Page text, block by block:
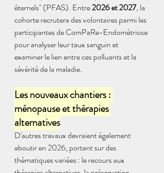
éternels" (PFAS). Entre 2026 et 2027, la
cohorte recrutera des volontaires parmi les
participantes de ComPaRe-Endométriose
pour analyser leur taux sanguin et
examiner le lien entre ces polluants et la
sévérité de la maladie.
Les nouveaux chantiers :
ménopause et thérapies
alternatives
D'autres travaux devraient également
aboutir en 2026, portant sur des
thématiques variées : le recours aux